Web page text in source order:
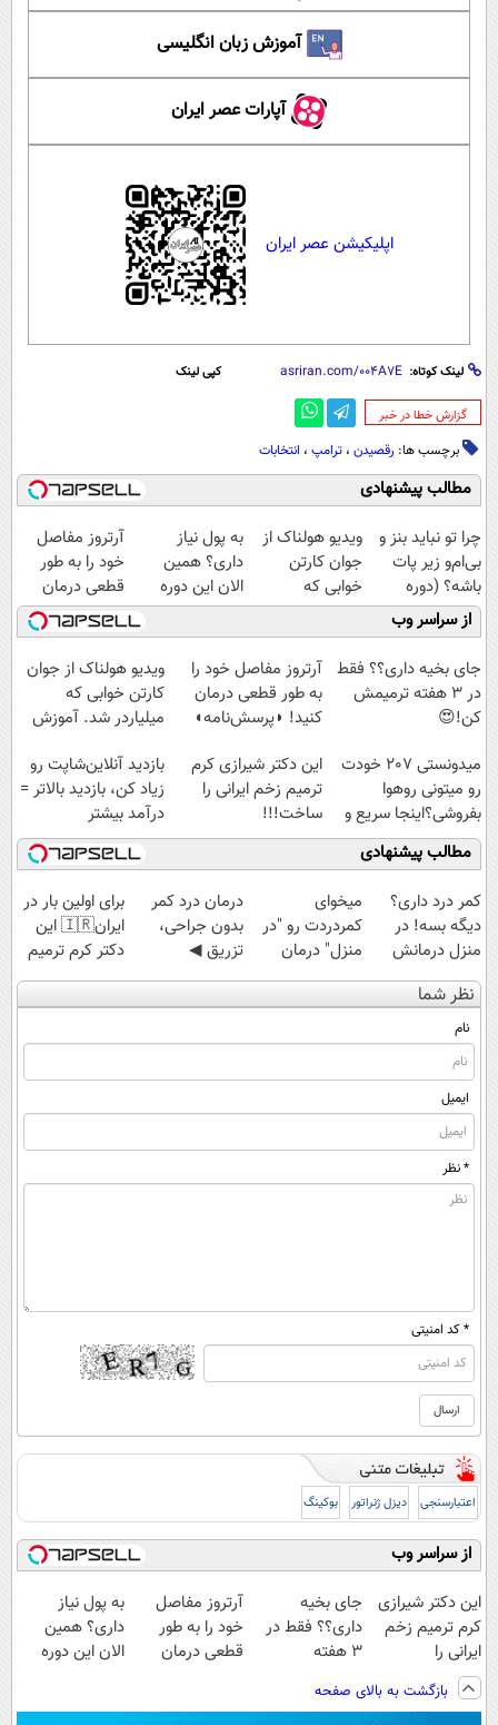
آموزش زبان انگلیسی
آپارات عصر ایران
اپلیکیشن عصر ایران
لینک کوتاه: کپی لینک
‌گزارش خطا در خبر
برچسب ها: رقصیدن ، ترامپ ، انتخابات
مطالب پیشنهادی
چرا تو نباید بنز و
بی‌ام‌و زیر پات
باشه؟ (دوره
رایگان درآمد
میلیاردی)
ویدیو هولناک از
جوان کارتن
خوابی که
میلیاردر شد.
آموزش رایگان
به پول نیاز
داری؟ همین
الان این دوره
رایگان رو شرکت
کن تا دیر نشده!
آرتروز مفاصل
خود را به طور
قطعی درمان
کنید!
◗پرسش‌نامه◖
از سراسر وب
جای بخیه داری؟؟ فقط
در 3 هفته ترمیمش
کن!😍
آرتروز مفاصل خود را
به طور قطعی درمان
کنید! ◗پرسش‌نامه◖
ویدیو هولناک از جوان
کارتن خوابی که
میلیاردر شد. آموزش
میدونستی 207 خودت
رو میتونی روهوا
بفروشی؟اینجا سریع و
راحت بفروش
این دکتر شیرازی کرم
ترمیم زخم ایرانی را
ساخت!!!
بازدید آنلاین‌شاپت رو
زیاد کن، بازدید بالاتر =
درآمد بیشتر
مطالب پیشنهادی
کمر درد داری؟
دیگه بسه! در
منزل درمانش
کن
(◀پرسش‌نامه)
میخوای
کمردردت رو "در
منزل" درمان
کنی؟ (◂فیلم +
◂پرسش‌نامه)
درمان درد کمر
بدون جراحی،
تزریق ◀
پرسش‌نامه رو پر
کن ▶
برای اولین بار در
ایران🇮🇷 این
دکتر کرم ترمیم
کننده 23 روزه
ساخت!
نظر شما
نام
ایمیل
* نظر
* کد امنیتی
اعتبارسنجی دیزل ژنراتور بوکینگ
از سراسر وب
این دکتر شیرازی
کرم ترمیم زخم
ایرانی را
ساخت!!!
جای بخیه
داری؟؟ فقط در
3 هفته
آرتروز مفاصل
خود را به طور
قطعی درمان
به پول نیاز
داری؟ همین
الان این دوره
بازگشت به بالای صفحه